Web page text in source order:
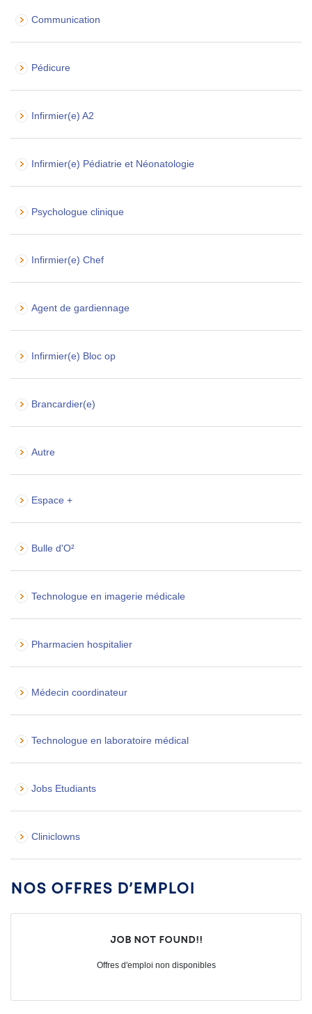
Communication
Pédicure
Infirmier(e) A2
Infirmier(e) Pédiatrie et Néonatologie
Psychologue clinique
Infirmier(e) Chef
Agent de gardiennage
Infirmier(e) Bloc op
Brancardier(e)
Autre
Espace +
Bulle d'O²
Technologue en imagerie médicale
Pharmacien hospitalier
Médecin coordinateur
Technologue en laboratoire médical
Jobs Etudiants
Cliniclowns
Nos offres d’emploi
Job not found!!
Offres d'emploi non disponibles